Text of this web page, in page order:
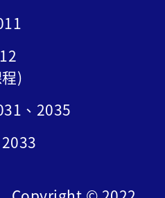
)
、2035